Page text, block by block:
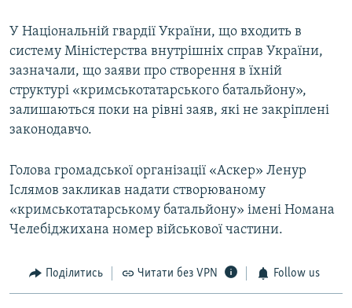
У Національній гвардії України, що входить в
систему Міністерства внутрішніх справ України,
зазначали, що заяви про створення в їхній
структурі «кримськотатарського батальйону»,
залишаються поки на рівні заяв, які не закріплені
законодавчо.
Голова громадської організації «Аскер» Ленур
Іслямов закликав надати створюваному
«кримськотатарському батальйону» імені Номана
Челебіджихана номер військової частини.
Поділитись Читати без VPN Follow us